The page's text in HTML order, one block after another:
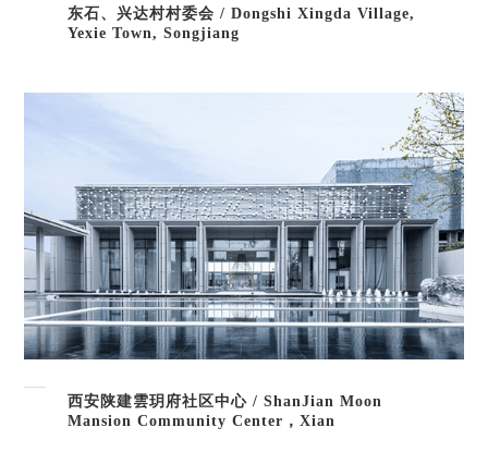
东石、兴达村村委会 / Dongshi Xingda Village,
Yexie Town, Songjiang
西安陕建雲玥府社区中心 / ShanJian Moon
Mansion Community Center，Xian